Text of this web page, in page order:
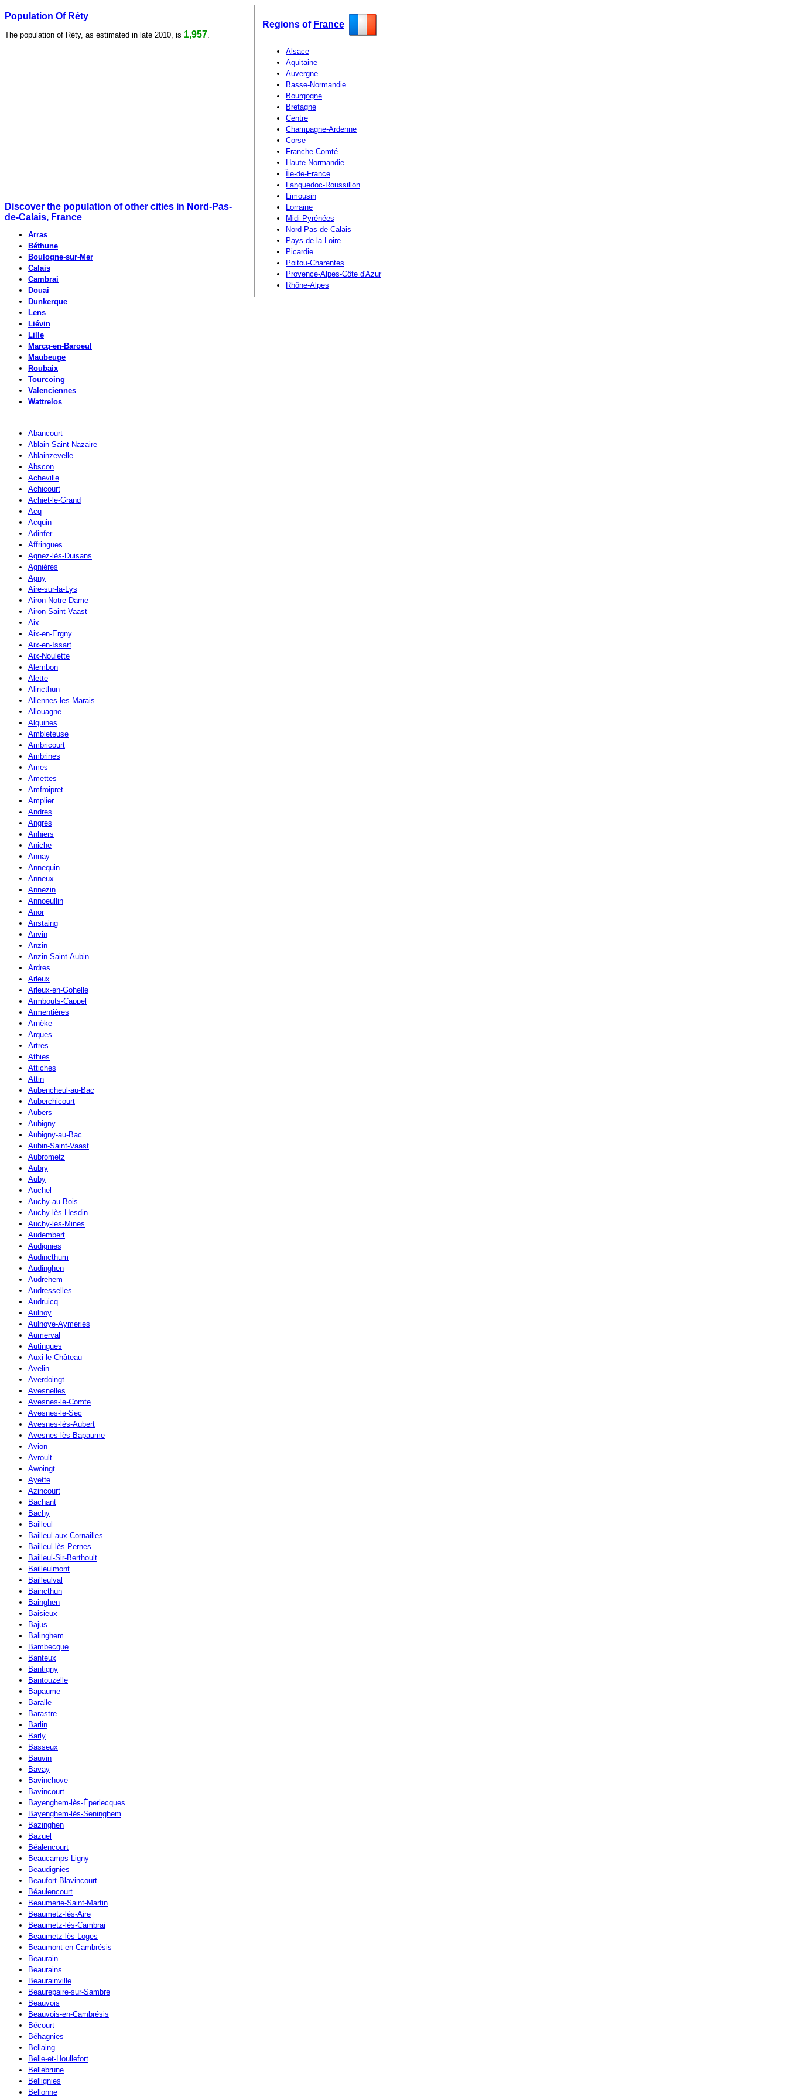
Population Of Réty
The population of Réty, as estimated in late 2010, is 1,957
Discover the population of other cities in Nord-Pas-
de-Calais, France
Arras
Béthune
Boulogne-sur-Mer
Calais
Cambrai
Douai
Dunkerque
Lens
Liévin
Lille
Marcq-en-Baroeul
Maubeuge
Roubaix
Tourcoing
Valenciennes
Wattrelos
Abancourt
Ablain-Saint-Nazaire
Ablainzevelle
Abscon
Acheville
Achicourt
Achiet-le-Grand
Acq
Acquin
Adinfer
Affringues
Agnez-lès-Duisans
Agnières
Agny
Aire-sur-la-Lys
Airon-Notre-Dame
Airon-Saint-Vaast
Aix
Aix-en-Ergny
Aix-en-Issart
Aix-Noulette
Alembon
Alette
Alincthun
Allennes-les-Marais
Allouagne
Alquines
Ambleteuse
Ambricourt
Ambrines
Ames
Amettes
Amfroipret
Amplier
Andres
Angres
Anhiers
Aniche
Annay
Annequin
Anneux
Annezin
Annoeullin
Anor
Anstaing
Anvin
Anzin
Anzin-Saint-Aubin
Ardres
Arleux
Arleux-en-Gohelle
Armbouts-Cappel
Armentières
Arnèke
Arques
Artres
Athies
Attiches
Attin
Aubencheul-au-Bac
Auberchicourt
Aubers
Aubigny
Aubigny-au-Bac
Aubin-Saint-Vaast
Aubrometz
Aubry
Auby
Auchel
Auchy-au-Bois
Auchy-lès-Hesdin
Auchy-les-Mines
Audembert
Audignies
Audincthum
Audinghen
Audrehem
Audresselles
Audruicq
Aulnoy
Aulnoye-Aymeries
Aumerval
Autingues
Auxi-le-Château
Avelin
Averdoingt
Avesnelles
Avesnes-le-Comte
Avesnes-le-Sec
Avesnes-lès-Aubert
Avesnes-lès-Bapaume
Avion
Avroult
Awoingt
Ayette
Azincourt
Bachant
Bachy
Bailleul
Bailleul-aux-Cornailles
Bailleul-lès-Pernes
Bailleul-Sir-Berthoult
Bailleulmont
Bailleulval
Baincthun
Bainghen
Baisieux
Bajus
Balinghem
Bambecque
Banteux
Bantigny
Bantouzelle
Bapaume
Baralle
Barastre
Barlin
Barly
Basseux
Bauvin
Bavay
Bavinchove
Bavincourt
Bayenghem-lès-Éperlecques
Bayenghem-lès-Seninghem
Bazinghen
Bazuel
Béalencourt
Beaucamps-Ligny
Beaudignies
Beaufort-Blavincourt
Béaulencourt
Beaumerie-Saint-Martin
Beaumetz-lès-Aire
Beaumetz-lès-Cambrai
Beaumetz-lès-Loges
Beaumont-en-Cambrésis
Beaurain
Beaurains
Beaurainville
Beaurepaire-sur-Sambre
Beauvois
Beauvois-en-Cambrésis
Bécourt
Béhagnies
Bellaing
Belle-et-Houllefort
Bellebrune
Bellignies
Bellonne
Regions of France
Alsace
Aquitaine
Auvergne
Basse-Normandie
Bourgogne
Bretagne
Centre
Champagne-Ardenne
Corse
Franche-Comté
Haute-Normandie
Île-de-France
Languedoc-Roussillon
Limousin
Lorraine
Midi-Pyrénées
Nord-Pas-de-Calais
Pays de la Loire
Picardie
Poitou-Charentes
Provence-Alpes-Côte d'Azur
Rhône-Alpes